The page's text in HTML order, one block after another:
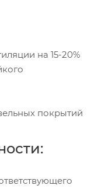
на 15-20%
покрытий